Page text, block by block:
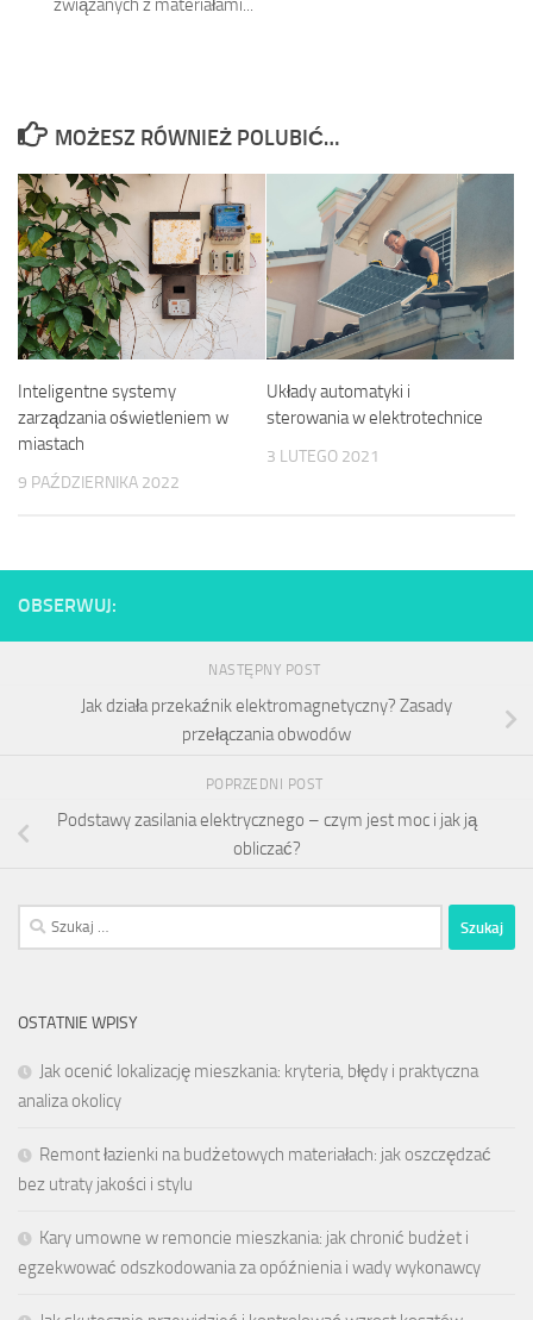
związanych z materiałami...
MOŻESZ RÓWNIEŻ POLUBIĆ…
Inteligentne systemy
zarządzania oświetleniem w
miastach
9 PAŹDZIERNIKA 2022
Układy automatyki i
sterowania w elektrotechnice
3 LUTEGO 2021
OBSERWUJ:
NASTĘPNY POST
Jak działa przekaźnik elektromagnetyczny? Zasady
przełączania obwodów
POPRZEDNI POST
Podstawy zasilania elektrycznego – czym jest moc i jak ją
obliczać?
Szukaj:
OSTATNIE WPISY
Jak ocenić lokalizację mieszkania: kryteria, błędy i praktyczna
analiza okolicy
Remont łazienki na budżetowych materiałach: jak oszczędzać
bez utraty jakości i stylu
Kary umowne w remoncie mieszkania: jak chronić budżet i
egzekwować odszkodowania za opóźnienia i wady wykonawcy